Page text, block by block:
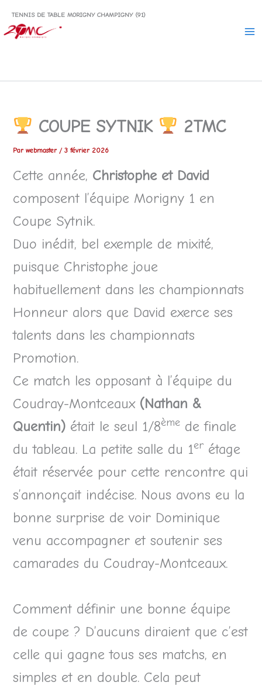
contenu
TENNIS DE TABLE MORIGNY CHAMPIGNY (91)
COUPE SYTNIK 2TMC
Parwebmaster /3 février 2026
Cette année, Christophe et David
composent l’équipe Morigny 1 en
Coupe Sytnik.
Duo inédit, bel exemple de mixité,
puisque Christophe joue
habituellement dans les championnats
Honneur alors que David exerce ses
talents dans les championnats
Promotion.
Ce match les opposant à l’équipe du
Coudray-Montceaux (Nathan &
Quentin) était le seul 1/8ème de finale
du tableau. La petite salle du 1er étage
était réservée pour cette rencontre qui
s’annonçait indécise. Nous avons eu la
bonne surprise de voir Dominique
venu accompagner et soutenir ses
camarades du Coudray-Montceaux.
Comment définir une bonne équipe
de coupe ? D’aucuns diraient que c’est
celle qui gagne tous ses matchs, en
simples et en double. Cela peut